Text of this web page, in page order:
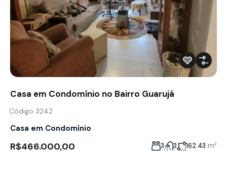
Casa em Condomínio no Bairro Guarujá
Código 3242
Casa em Condomínio
R$466.000,00 3 3 162.43 m²